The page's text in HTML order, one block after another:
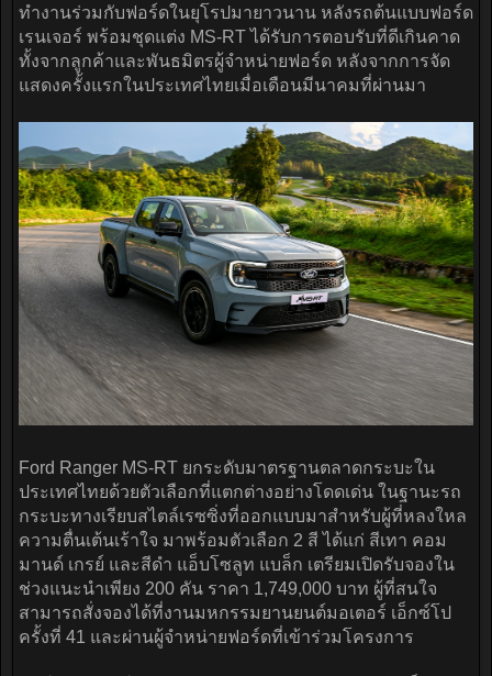
ทำงานร่วมกับฟอร์ดในยุโรปมายาวนาน หลังรถต้นแบบฟอร์ด
เรนเจอร์ พร้อมชุดแต่ง MS-RT ได้รับการตอบรับที่ดีเกินคาด
ทั้งจากลูกค้าและพันธมิตรผู้จำหน่ายฟอร์ด หลังจากการจัด
แสดงครั้งแรกในประเทศไทยเมื่อเดือนมีนาคมที่ผ่านมา
Ford Ranger MS-RT ยกระดับมาตรฐานตลาดกระบะใน
ประเทศไทยด้วยตัวเลือกที่แตกต่างอย่างโดดเด่น ในฐานะรถ
กระบะทางเรียบสไตล์เรซซิ่งที่ออกแบบมาสำหรับผู้ที่หลงใหล
ความตื่นเต้นเร้าใจ มาพร้อมตัวเลือก 2 สี ได้แก่ สีเทา คอม
มานด์ เกรย์ และสีดำ แอ็บโซลูท แบล็ก เตรียมเปิดรับจองใน
ช่วงแนะนำเพียง 200 คัน ราคา 1,749,000 บาท ผู้ที่สนใจ
สามารถสั่งจองได้ที่งานมหกรรมยานยนต์มอเตอร์ เอ็กซ์โป
ครั้งที่ 41 และผ่านผู้จำหน่ายฟอร์ดที่เข้าร่วมโครงการ